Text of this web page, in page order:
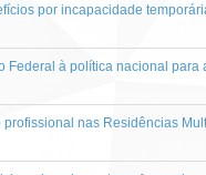
por incapacidade
Federal à política nacional para
nas Residências